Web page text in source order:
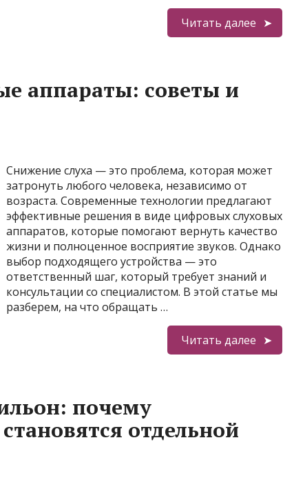
Читать далее
аппараты: советы и
Снижение слуха — это проблема, которая может
затронуть любого человека, независимо от
возраста. Современные технологии предлагают
эффективные решения в виде цифровых слуховых
аппаратов, которые помогают вернуть качество
жизни и полноценное восприятие звуков. Однако
выбор подходящего устройства — это
ответственный шаг, который требует знаний и
консультации со специалистом. В этой статье мы
разберем, на что обращать …
Читать далее
почему
отдельной